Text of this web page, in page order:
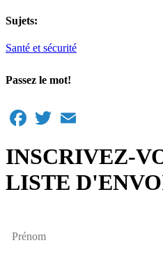
Sujets:
Santé et sécurité
Passez le mot!
Facebook
Twitter
INSCRIVEZ-
LISTE